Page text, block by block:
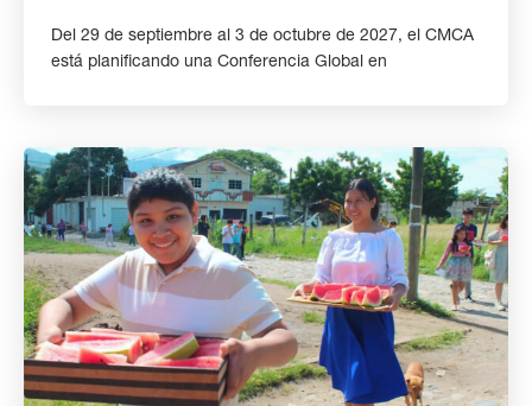
Del 29 de septiembre al 3 de octubre de 2027, el CMCA
está planificando una Conferencia Global en